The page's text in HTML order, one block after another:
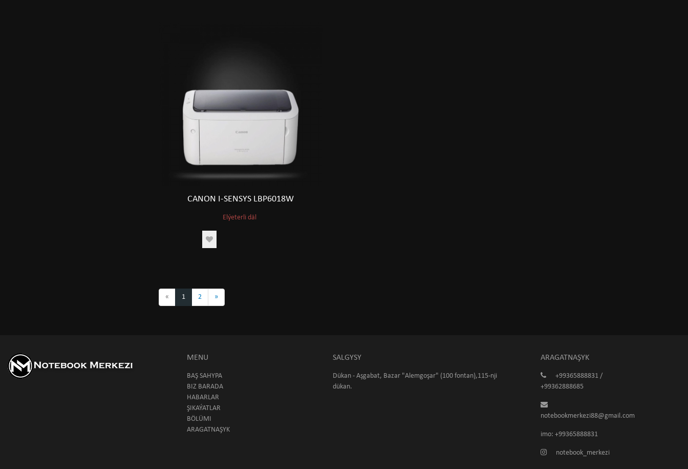
CANON I-SENSYS LBP6018W
Elýeterli däl
« 1 2 »
MENU
BAŞ SAHYPA
BIZ BARADA
HABARLAR
ŞIKAÝATLAR
BÖLÜMI
ARAGATNAŞYK
SALGYSY
Dükan - Aşgabat, Bazar "Alemgoşar" (100 fontan),115-nji
dükan.
ARAGATNAŞYK
+99365888831 /
+99362888685
notebookmerkezi88@gmail.com
imo: +99365888831
notebook_merkezi